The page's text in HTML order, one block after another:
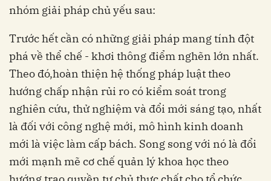
nhóm giải pháp chủ yếu sau:
Trước hết cần có những giải pháp mang tính đột
phá về thể chế - khơi thông điểm nghẽn lớn nhất.
Theo đó,hoàn thiện hệ thống pháp luật theo
hướng chấp nhận rủi ro có kiểm soát trong
nghiên cứu, thử nghiệm và đổi mới sáng tạo, nhất
là đối với công nghệ mới, mô hình kinh doanh
mới là việc làm cấp bách. Song song với nó là đổi
mới mạnh mẽ cơ chế quản lý khoa học theo